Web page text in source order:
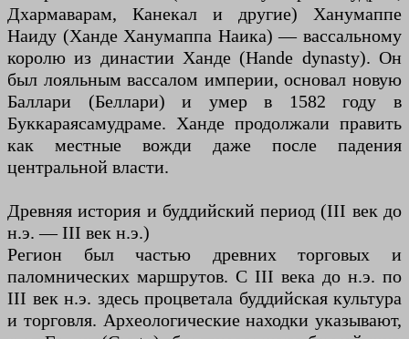
Дхармаварам, Канекал и другие) Ханумаппе
Наиду (Ханде Ханумаппа Наика) — вассальному
королю из династии Ханде (Hande dynasty). Он
был лояльным вассалом империи, основал новую
Баллари (Беллари) и умер в 1582 году в
Буккараясамудраме. Ханде продолжали править
как местные вожди даже после падения
центральной власти.
Древняя история и буддийский период (III век до
н.э. — III век н.э.)
Регион был частью древних торговых и
паломнических маршрутов. С III века до н.э. по
III век н.э. здесь процветала буддийская культура
и торговля. Археологические находки указывают,